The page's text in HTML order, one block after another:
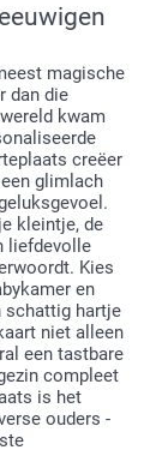
magische
dan die
kwam
creëer
glimlach
kleintje, de
liefdevolle
Kies
en
schattig hartje
niet alleen
een tastbare
compleet
is het
ouders -